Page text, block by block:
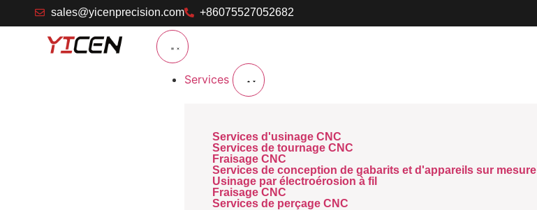
sales@yicenprecision.com +86075527052682
Services
Services d'usinage CNC
Services de tournage CNC
Fraisage CNC
Services de conception de gabarits et d'appareils sur mesure
Usinage par électroérosion à fil
Fraisage CNC
Services de perçage CNC